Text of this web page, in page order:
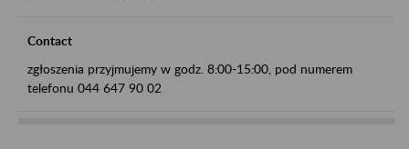
Contact
zgłoszenia przyjmujemy w godz. 8:00-15:00, pod numerem
telefonu 044 647 90 02